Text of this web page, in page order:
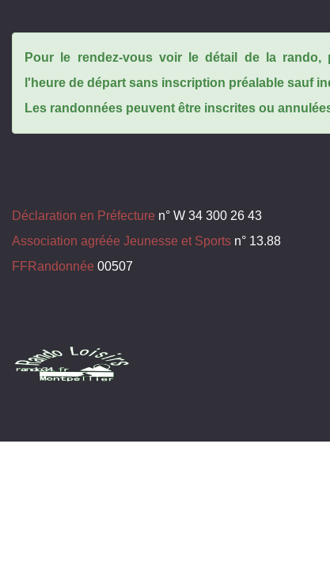
Pour le rendez-vous voir le détail de la rando,
l'heure de départ sans inscription préalable sauf
Les randonnées peuvent être inscrites ou
Déclaration en Préfecture n° W 34 300 26 43
Association agréée Jeunesse et Sports n° 13.88
FFRandonnée 00507